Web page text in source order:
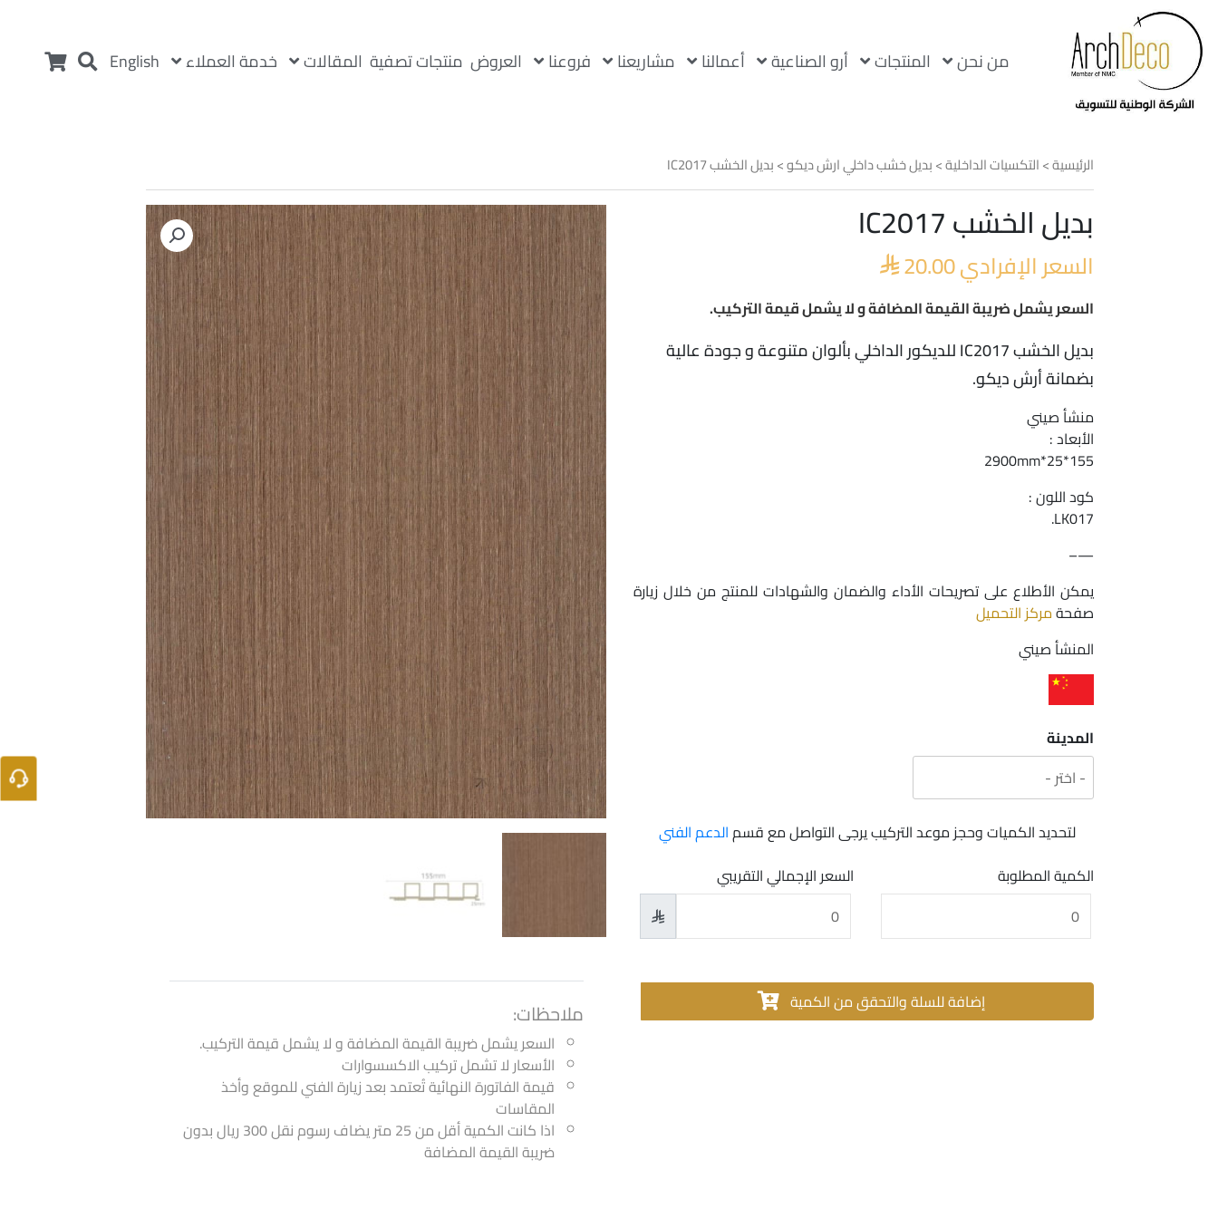
من نحن المنتجات أرو الصناعية أعمالنا مشاريعنا فروعنا العروض منتجات تصفية المقالات خدمة العملاء English
الرئيسية>التكسيات الداخلية>بديل خشب داخلي ارش ديكو> بديل الخشب IC2017
بديل الخشب IC2017
السعر الإفرادي 20.00
السعر يشمل ضريبة القيمة المضافة و لا يشمل قيمة التركيب.
بديل الخشب IC2017 للديكور الداخلي بألوان متنوعة و جودة عالية
بضمانة أرش ديكو.
منشأ صيني
الأبعاد :
155*25*2900mm
كود اللون :
LK017.
—–
يمكن الأطلاع على تصريحات الأداء والضمان والشهادات للمنتج من خلال زيارة
صفحةمركز التحميل
المنشأ صيني
المدينة
لتحديد الكميات وحجز موعد التركيب يرجى التواصل مع قسمالدعم الفني
الكمية المطلوبة
السعر الإجمالي التقريبي

إضافة للسلة والتحقق من الكمية ملاحظات:
السعر يشمل ضريبة القيمة المضافة و لا يشمل قيمة التركيب.
الأسعار لا تشمل تركيب الاكسسوارات
قيمة الفاتورة النهائية تُعتمد بعد زيارة الفني للموقع وأخذ
المقاسات
اذا كانت الكمية أقل من 25 متر يضاف رسوم نقل 300 ريال بدون
ضريبة القيمة المضافة